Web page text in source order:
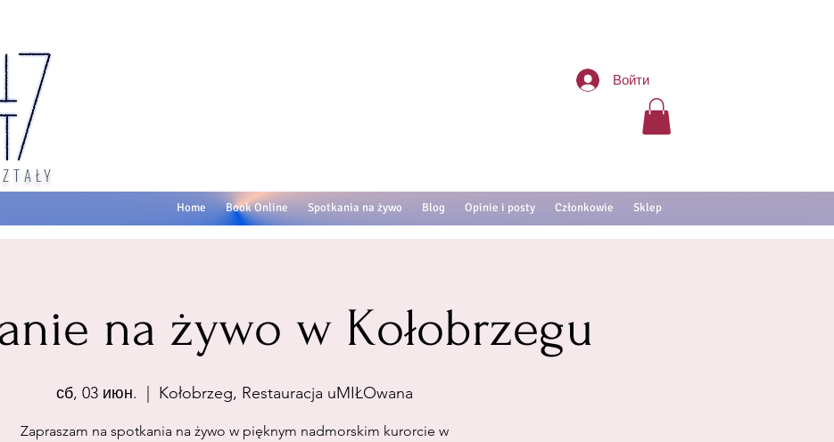
Войти
Home Book Online Spotkania na żywo Blog Opinie i posty Członkowie Sklep
na żywo w Kołobrzegu
сб, 03 июн.
  |
Kołobrzeg, Restauracja uMIŁOwana
Zapraszam na spotkania na żywo w pięknym nadmorskim kurorcie w